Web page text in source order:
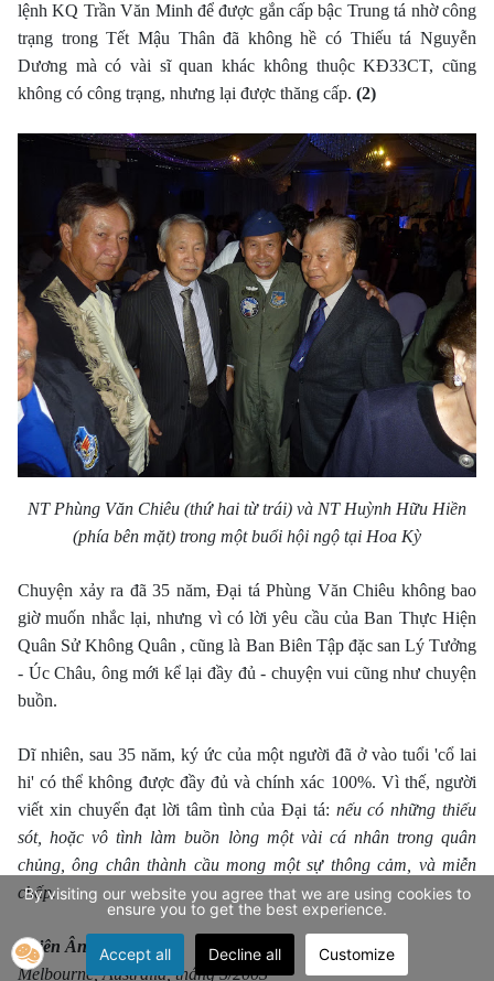
lệnh KQ Trần Văn Minh để được gắn cấp bậc Trung tá nhờ công
trạng trong Tết Mậu Thân đã không hề có Thiếu tá Nguyễn
Dương mà có vài sĩ quan khác không thuộc KÐ33CT, cũng
không có công trạng, nhưng lại được thăng cấp. (2)
NT Phùng Văn Chiêu (thứ hai từ trái) và NT Huỳnh Hữu Hiền
(phía bên mặt) trong một buổi hội ngộ tại Hoa Kỳ
Chuyện xảy ra đã 35 năm, Ðại tá Phùng Văn Chiêu không bao
giờ muốn nhắc lại, nhưng vì có lời yêu cầu của Ban Thực Hiện
Quân Sử Không Quân , cũng là Ban Biên Tập đặc san Lý Tưởng
- Úc Châu, ông mới kể lại đầy đủ - chuyện vui cũng như chuyện
buồn.
Dĩ nhiên, sau 35 năm, ký ức của một người đã ở vào tuổi 'cổ lai
hi' có thể không được đầy đủ và chính xác 100%. Vì thế, người
viết xin chuyển đạt lời tâm tình của Ðại tá: nếu có những thiếu
sót, hoặc vô tình làm buồn lòng một vài cá nhân trong quân
chủng, ông chân thành cầu mong một sự thông cảm, và miễn
chấp.
Thiên Ân
Melbourne, Australia, tháng 5/2003
By visiting our website you agree that we are using cookies to
ensure you to get the best experience.
Accept all Decline all Customize